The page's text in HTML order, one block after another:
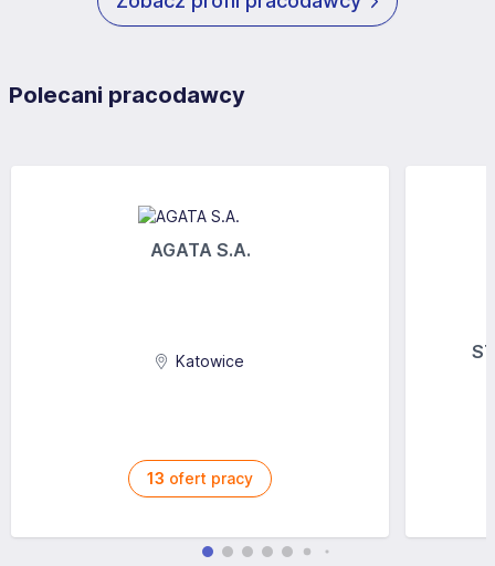
Polecani pracodawcy
AGATA S.A.
Katowice
13 ofert pracy